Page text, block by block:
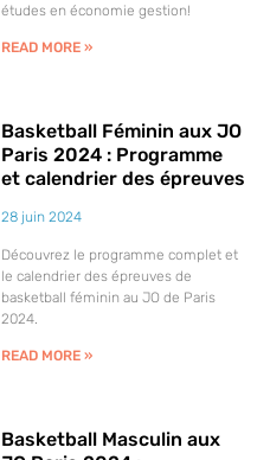
études en économie gestion!
READ MORE »
Basketball Féminin aux JO
Paris 2024 : Programme
et calendrier des épreuves
28 juin 2024
Découvrez le programme complet et
le calendrier des épreuves de
basketball féminin au JO de Paris
2024.
READ MORE »
Basketball Masculin aux